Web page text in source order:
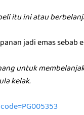
itu ini atau
jadi emas sebab
untuk
kelak.